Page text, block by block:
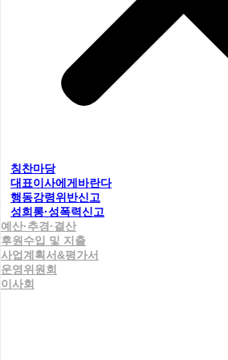
칭찬마당
대표이사에게바란다
행동강령위반신고
성희롱·성폭력신고
예산·추경·결산
후원수입 및 지출
사업계획서&평가서
운영위원회
이사회